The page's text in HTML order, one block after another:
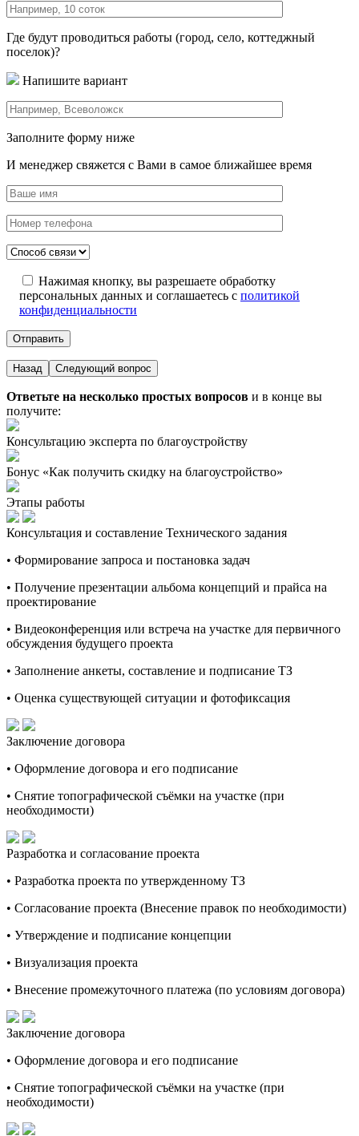
Где будут проводиться работы (город, село, коттеджный
поселок)?
Напишите вариант
Заполните форму ниже
И менеджер свяжется с Вами в самое ближайшее время
Нажимая кнопку, вы разрешаете обработку
персональных данных и соглашаетесь с политикой
конфиденциальности
Назад Следующий вопрос
Ответьте на несколько простых вопросов и в конце вы
получите:
Консультацию эксперта по благоустройству
Бонус «Как получить скидку на благоустройство»
Этапы работы
Консультация и составление Технического задания
• Формирование запроса и постановка задач
• Получение презентации альбома концепций и прайса на
проектирование
• Видеоконференция или встреча на участке для первичного
обсуждения будущего проекта
• Заполнение анкеты, составление и подписание ТЗ
• Оценка существующей ситуации и фотофиксация
Заключение договора
• Оформление договора и его подписание
• Снятие топографической съёмки на участке (при
необходимости)
Разработка и согласование проекта
• Разработка проекта по утвержденному ТЗ
• Согласование проекта (Внесение правок по необходимости)
• Утверждение и подписание концепции
• Визуализация проекта
• Внесение промежуточного платежа (по условиям договора)
Заключение договора
• Оформление договора и его подписание
• Снятие топографической съёмки на участке (при
необходимости)